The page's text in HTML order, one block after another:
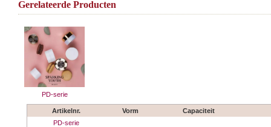
Gerelateerde Producten
PD-serie
Artikelnr. Vorm
Capaciteit
PD-serie